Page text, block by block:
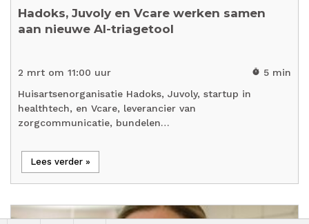
Hadoks, Juvoly en Vcare werken samen
aan nieuwe AI-triagetool
2 mrt om 11:00 uur timer 5 min
Huisartsenorganisatie Hadoks, Juvoly, startup in
healthtech, en Vcare, leverancier van
zorgcommunicatie, bundelen…
Lees verder »